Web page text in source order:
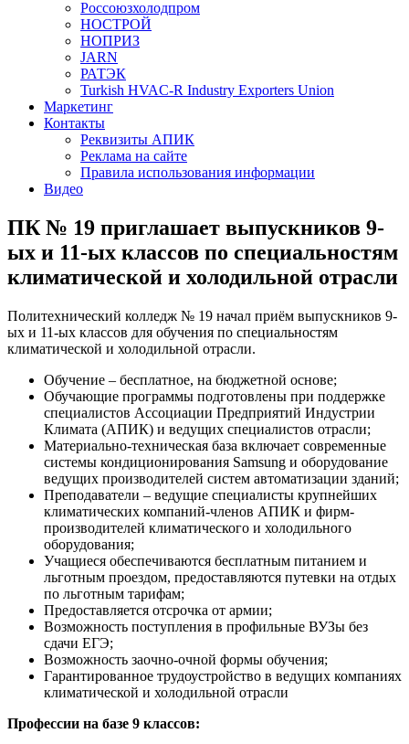
Россоюзхолодпром
НОСТРОЙ
НОПРИЗ
JARN
РАТЭК
Turkish HVAC-R Industry Exporters Union
Маркетинг
Контакты
Реквизиты АПИК
Реклама на сайте
Правила использования информации
Видео
ПК № 19 приглашает выпускников 9-
ых и 11-ых классов по специальностям
климатической и холодильной отрасли
Политехнический колледж № 19 начал приём выпускников 9-
ых и 11-ых классов для обучения по специальностям
климатической и холодильной отрасли.
Обучение – бесплатное, на бюджетной основе;
Обучающие программы подготовлены при поддержке
специалистов Ассоциации Предприятий Индустрии
Климата (АПИК) и ведущих специалистов отрасли;
Материально-техническая база включает современные
системы кондиционирования Samsung и оборудование
ведущих производителей систем автоматизации зданий;
Преподаватели – ведущие специалисты крупнейших
климатических компаний-членов АПИК и фирм-
производителей климатического и холодильного
оборудования;
Учащиеся обеспечиваются бесплатным питанием и
льготным проездом, предоставляются путевки на отдых
по льготным тарифам;
Предоставляется отсрочка от армии;
Возможность поступления в профильные ВУЗы без
сдачи ЕГЭ;
Возможность заочно-очной формы обучения;
Гарантированное трудоустройство в ведущих компаниях
климатической и холодильной отрасли
Профессии на базе 9 классов: